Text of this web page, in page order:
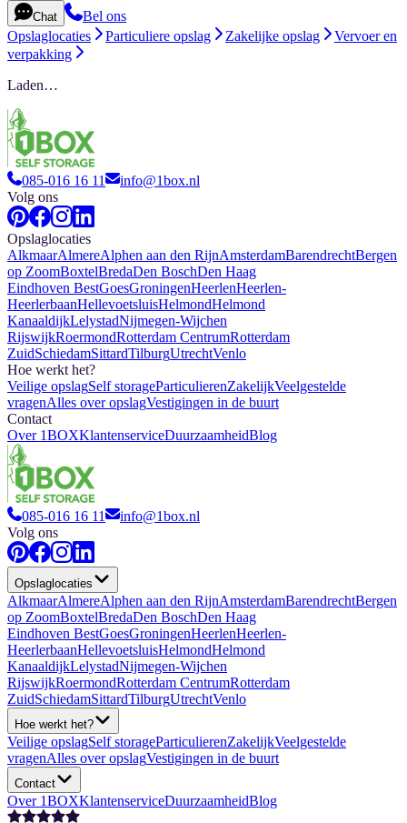
Chat
Bel ons
Opslaglocaties
Particuliere opslag Zakelijke opslag
Vervoer en
verpakking
Laden…
085-016 16 11
info@1box.nl
Volg ons
Opslaglocaties
AlkmaarAlmereAlphen aan den RijnAmsterdamBarendrechtBergen
op ZoomBoxtelBredaDen BoschDen Haag
Eindhoven BestGoesGroningenHeerlenHeerlen-
HeerlerbaanHellevoetsluisHelmondHelmond
KanaaldijkLelystadNijmegen-Wijchen
RijswijkRoermondRotterdam CentrumRotterdam
ZuidSchiedamSittardTilburgUtrechtVenlo
Hoe werkt het?
Veilige opslagSelf storageParticulierenZakelijkVeelgestelde
vragenAlles over opslagVestigingen in de buurt
Contact
Over 1BOXKlantenserviceDuurzaamheidBlog
085-016 16 11
info@1box.nl
Volg ons
Opslaglocaties
AlkmaarAlmereAlphen aan den RijnAmsterdamBarendrechtBergen
op ZoomBoxtelBredaDen BoschDen Haag
Eindhoven BestGoesGroningenHeerlenHeerlen-
HeerlerbaanHellevoetsluisHelmondHelmond
KanaaldijkLelystadNijmegen-Wijchen
RijswijkRoermondRotterdam CentrumRotterdam
ZuidSchiedamSittardTilburgUtrechtVenlo
Hoe werkt het?
Veilige opslagSelf storageParticulierenZakelijkVeelgestelde
vragenAlles over opslagVestigingen in de buurt
Contact
Over 1BOXKlantenserviceDuurzaamheidBlog